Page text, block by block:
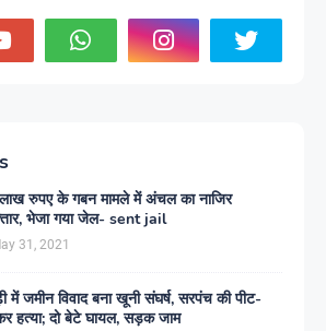
रुपए के गबन मामले में अंचल का नाजिर
भेजा गया जेल- sent jail
31, 2021
में जमीन विवाद बना खूनी संघर्ष, सरपंच की पीट-
हत्या; दो बेटे घायल, सड़क जाम